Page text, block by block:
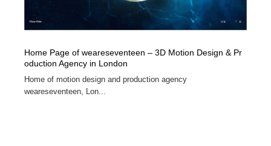
Home Page of weareseventeen – 3D Motion Design & Pr
oduction Agency in London
Home of motion design and production agency
weareseventeen, Lon...